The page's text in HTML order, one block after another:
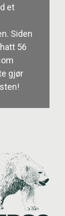
et
Siden
56
gjør